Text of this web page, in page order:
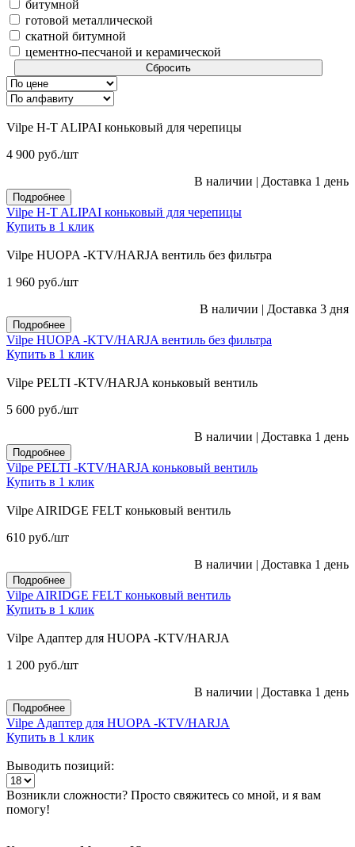
битумной
готовой металлической
скатной битумной
цементно-песчаной и керамической
Сбросить
Vilpe H-T ALIPAI коньковый для черепицы
4 900 руб./шт
В наличии | Доставка 1 день
Подробнее
Vilpe H-T ALIPAI коньковый для черепицы
Купить в 1 клик
Vilpe HUOPA -KTV/HARJA вентиль без фильтра
1 960 руб./шт
В наличии | Доставка 3 дня
Подробнее
Vilpe HUOPA -KTV/HARJA вентиль без фильтра
Купить в 1 клик
Vilpe PELTI -KTV/HARJA коньковый вентиль
5 600 руб./шт
В наличии | Доставка 1 день
Подробнее
Vilpe PELTI -KTV/HARJA коньковый вентиль
Купить в 1 клик
Vilpe AIRIDGE FELT коньковый вентиль
610 руб./шт
В наличии | Доставка 1 день
Подробнее
Vilpe AIRIDGE FELT коньковый вентиль
Купить в 1 клик
Vilpe Адаптер для HUOPA -KTV/HARJA
1 200 руб./шт
В наличии | Доставка 1 день
Подробнее
Vilpe Адаптер для HUOPA -KTV/HARJA
Купить в 1 клик
Выводить позиций:
Возникли сложности? Просто свяжитесь со мной, и я вам
помогу!